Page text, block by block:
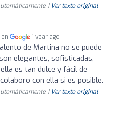
| Ver texto original
en 1 year ago
de Martina no se puede
elegantes, sofisticadas,
es tan dulce y fácil de
con ella si es posible.
| Ver texto original